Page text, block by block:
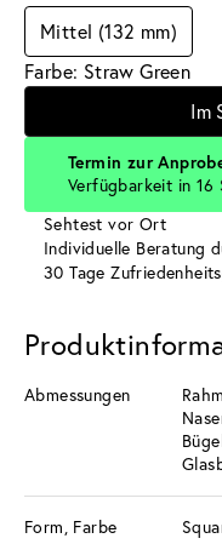
Mittel (132 mm)
Farbe: Straw Green
Im
Termin zur
Verfügbarkeit in 16
Sehtest vor Ort
Individuelle Beratung
30 Tage
Abmessungen
Form, Farbe